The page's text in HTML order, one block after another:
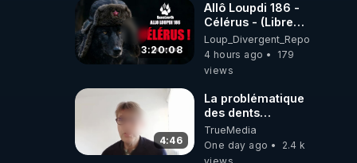
3:20:08
Allô Loupdi 186 -
Célérus - (Libre
Antenne) - Loup
Divergent
2026.08.06
Loup_Divergent_Reposts
4 hours ago
179
views
4:46
La problématique
des dents
dévitalisées et
des implants
TrueMedia
One day ago
2.4 k